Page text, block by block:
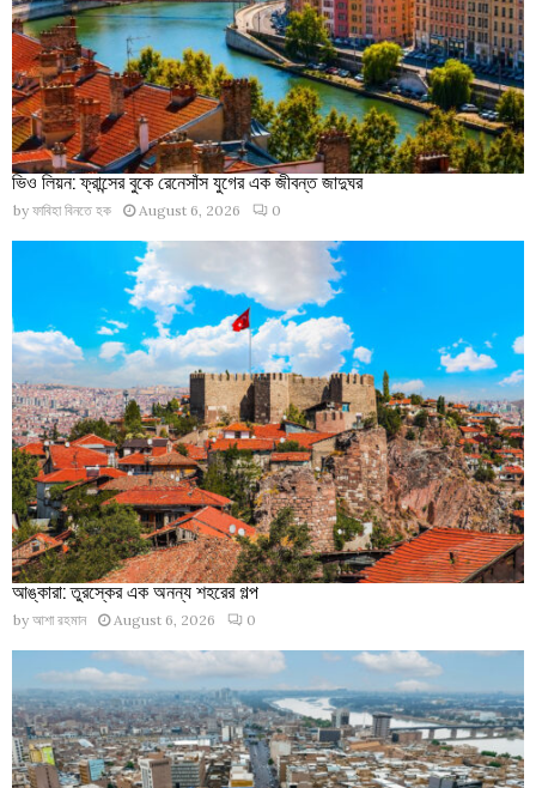
ভিও লিয়ন: ফ্রান্সের বুকে রেনেসাঁস যুগের এক জীবন্ত জাদুঘর
by ফাবিহা বিনতে হক August 6, 2026 0
আঙ্কারা: তুরস্কের এক অনন্য শহরের গল্প
by আশা রহমান August 6, 2026 0